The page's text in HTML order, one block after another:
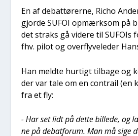
En af debat­tø­rer­ne, Richo
gjor­de SUFOI opmærk­som på
det straks gå vide­re til SUFOIs
fhv. pilot og over­fly­ve­l­e­der
Han meld­te hur­tigt til­ba­ge og
der var tale om en con­trail (en
fra et fly:
- Har set lidt på det­te bil­le­de, og
ne på debat­forum. Man må sige